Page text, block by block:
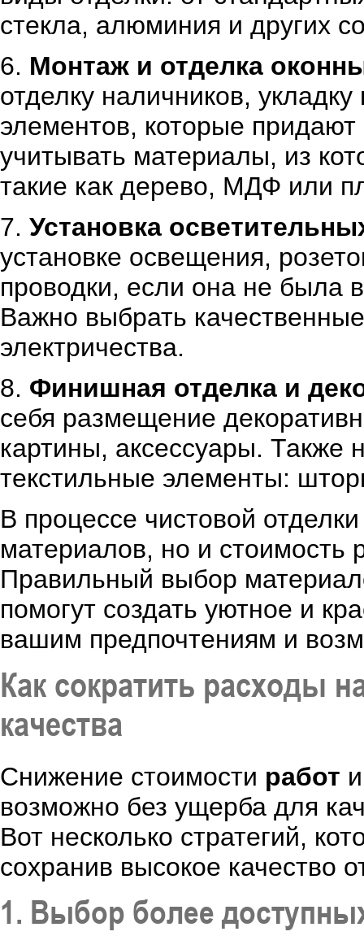
стекла, алюминия и других
6. Монтаж и отделка
отделку наличников,
элементов, которые
учитывать материалы, из
такие как дерево, МДФ или
7. Установка
установке освещения,
проводки, если она не была
Важно выбрать
электричества.
8. Финишная отделка и
себя размещение
картины, аксессуары. Также
текстильные элементы:
В процессе чистовой
материалов, но и стоимость
Правильный выбор
помогут создать уютное и
вашим предпочтениям и
Как сократить расходы
качества
Снижение стоимости работ
возможно без ущерба для
Вот несколько стратегий,
сохранив высокое качество
1. Выбор более